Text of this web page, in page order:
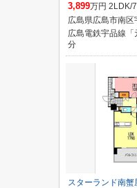
3,899万円 2LDK/
広島県広島市南区
広島電鉄宇品線
分
スターランド南蟹